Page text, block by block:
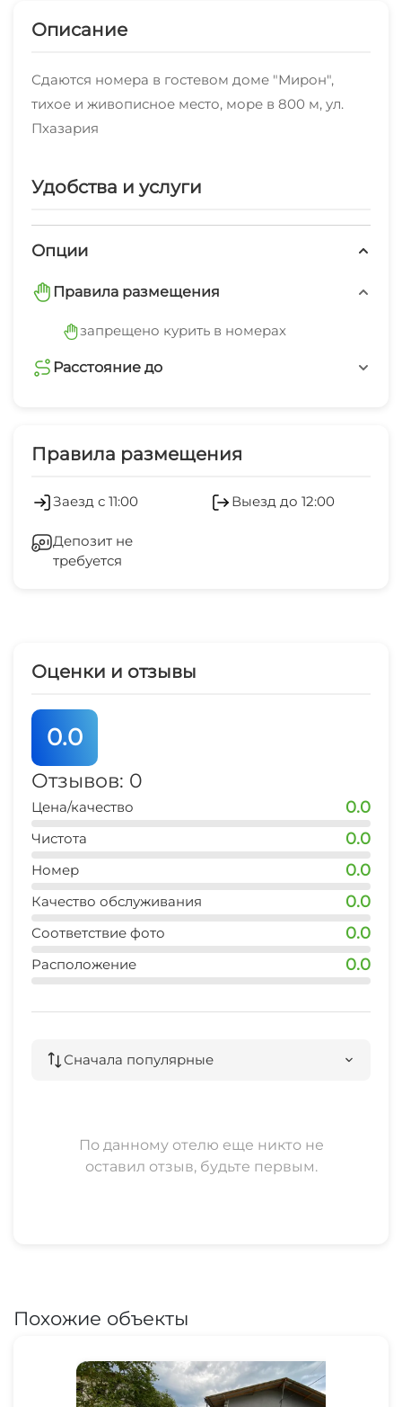
Описание
Сдаются номера в гостевом доме "Мирон",
тихое и живописное место, море в 800 м, ул.
Пхазария
Удобства и услуги
Опции
Правила размещения
запрещено курить в номерах
Расстояние до
аптека
5 мин
Правила размещения
Заезд с 11:00 Выезд до 12:00
Депозит не
требуется
Оценки и отзывы
0.0
Отзывов: 0
Цена/качество 0.0
Чистота 0.0
Номер 0.0
Качество обслуживания 0.0
Соответствие фото 0.0
Расположение 0.0
Сначала популярные
По данному отелю еще никто не
оставил отзыв, будьте первым.
Похожие объекты